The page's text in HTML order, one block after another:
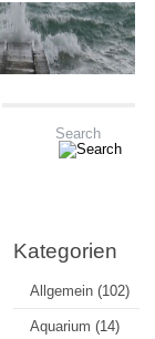
Kategorien
Allgemein (102)
Aquarium (14)